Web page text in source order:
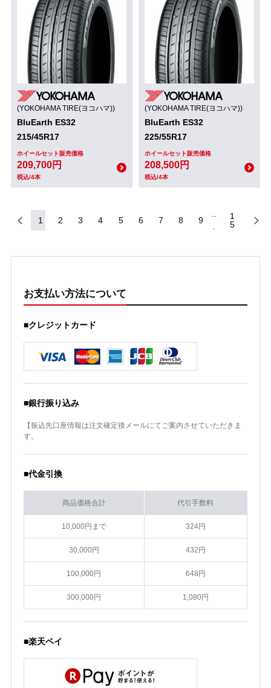
(YOKOHAMA TIRE(ヨコハマ))
BluEarth ES32
215/45R17
ホイールセット販売価格
209,700円
税込/4本
(YOKOHAMA TIRE(ヨコハマ))
BluEarth ES32
225/55R17
ホイールセット販売価格
208,500円
税込/4本
1 2 3 4 5 6 7 8 9
1
5
お支払い方法について
■クレジットカード
■銀行振り込み
【振込先口座情報は注文確定後メールにてご案内させていただきま
す。
■代金引換
商品価格合計 代引手数料
10,000円まで 324円
30,000円 432円
100,000円 648円
300,000円 1,080円
■楽天ペイ